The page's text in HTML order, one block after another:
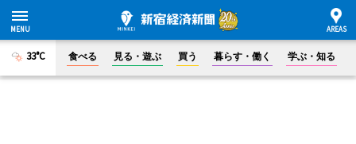
33°C 食べる 見る・遊ぶ 買う 暮らす・働く 学ぶ・知る